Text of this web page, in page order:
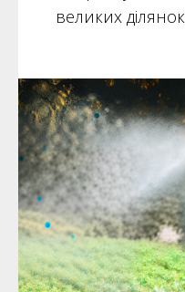
великих ділянок